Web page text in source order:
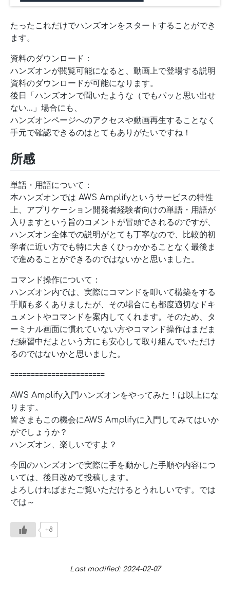
たったこれだけでハンズオンをスタートすることができ
ます。
資料のダウンロード：
ハンズオンが閲覧可能になると、動画上で登場する説明
資料のダウンロードが可能になります。
後日「ハンズオンで聞いたような（でもパッと思い出せ
ない…」場合にも、
ハンズオンページへのアクセスや動画再生することなく
手元で確認できるのはとてもありがたいですね！
所感
単語・用語について：
本ハンズオンでは AWS Amplifyというサービスの特性
上、アプリケーション開発者経験者向けの単語・用語が
入りますという旨のコメントが冒頭でされるのですが、
ハンズオン全体での説明がとても丁寧なので、比較的初
学者に近い方でも特に大きくひっかかることなく最後ま
で進めることができるのではないかと思いました。
コマンド操作について：
ハンズオン内では、実際にコマンドを叩いて構築をする
手順も多くありましたが、その場合にも都度適切なドキ
ュメントやコマンドを案内してくれます。そのため、タ
ーミナル画面に慣れていない方やコマンド操作はまだま
だ練習中だよという方にも安心して取り組んでいただけ
るのではないかと思いました。
=======================
AWS Amplify入門ハンズオンをやってみた！は以上にな
ります。
皆さまもこの機会にAWS Amplifyに入門してみてはいか
がでしょうか？
ハンズオン、楽しいですよ？
今回のハンズオンで実際に手を動かした手順や内容につ
いては、後日改めて投稿します。
よろしければまたご覧いただけるとうれしいです。では
では～
+8
Last modified: 2024-02-07